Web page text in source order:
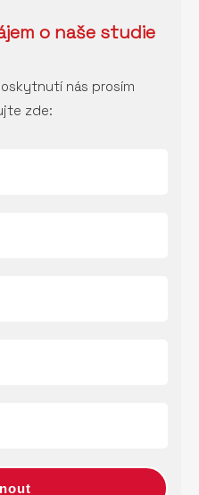
o naše studie
nás prosím
zde: